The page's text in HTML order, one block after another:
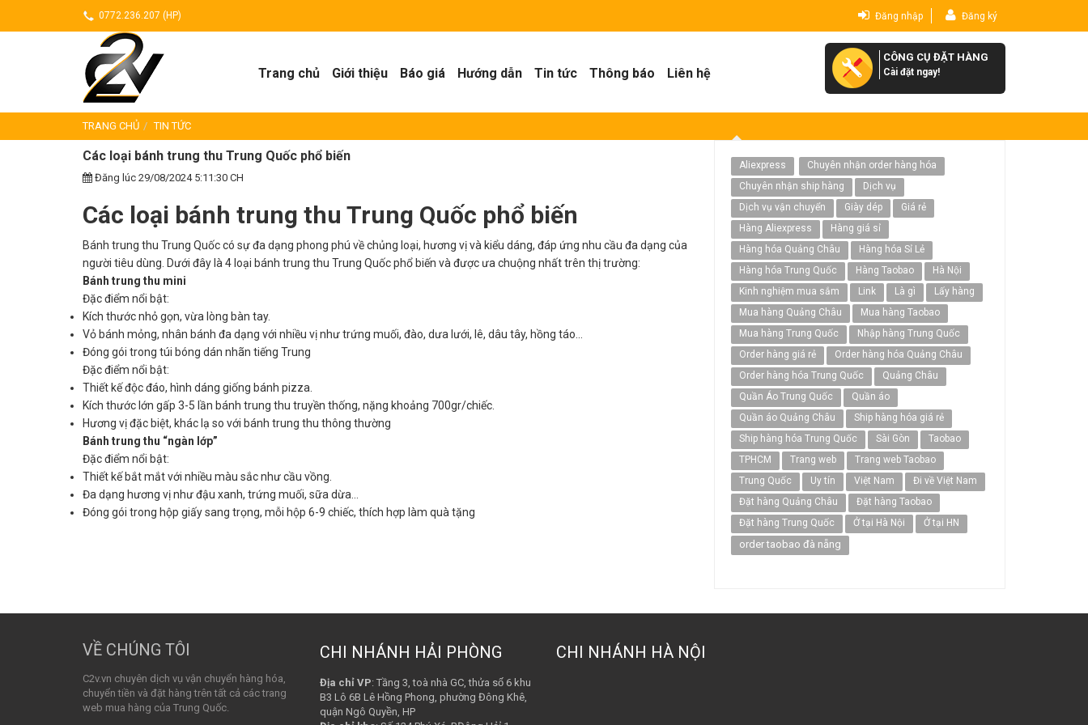
0772.236.207 (HP) Đăng nhập Đăng ký
Trang chủ Giới thiệu Báo giá Hướng dẫn Tin tức Thông báo Liên hệ
CÔNG CỤ ĐẶT HÀNG
Cài đặt ngay!
TRANG CHỦ TIN TỨC
Các loại bánh trung thu Trung Quốc phổ biến
Đăng lúc 29/08/2024 5:11:30 CH
Các loại bánh trung thu Trung Quốc phổ biến
Bánh trung thu Trung Quốc có sự đa dạng phong phú về chủng loại, hương vị và kiểu dáng, đáp ứng nhu cầu đa dạng của
người tiêu dùng. Dưới đây là 4 loại bánh trung thu Trung Quốc phổ biến và được ưa chuộng nhất trên thị trường:
Bánh trung thu mini
Đặc điểm nổi bật:
Kích thước nhỏ gọn, vừa lòng bàn tay.
Vỏ bánh mỏng, nhân bánh đa dạng với nhiều vị như trứng muối, đào, dưa lưới, lê, dâu tây, hồng táo…
Đóng gói trong túi bóng dán nhãn tiếng Trung
Đặc điểm nổi bật:
Thiết kế độc đáo, hình dáng giống bánh pizza.
Kích thước lớn gấp 3-5 lần bánh trung thu truyền thống, nặng khoảng 700gr/chiếc.
Hương vị đặc biệt, khác lạ so với bánh trung thu thông thường
Bánh trung thu “ngàn lớp”
Đặc điểm nổi bật:
Thiết kế bắt mắt với nhiều màu sắc như cầu vồng.
Đa dạng hương vị như đậu xanh, trứng muối, sữa dừa…
Đóng gói trong hộp giấy sang trọng, mỗi hộp 6-9 chiếc, thích hợp làm quà tặng
Aliexpress
Chuyên nhận order hàng hóa
Chuyên nhận ship hàng
Dịch vụ
Dịch vụ vận chuyển
Giày dép
Giá rẻ
Hàng Aliexpress
Hàng giá sỉ
Hàng hóa Quảng Châu
Hàng hóa Sỉ Lẻ
Hàng hóa Trung Quốc
Hàng Taobao
Hà Nội
Kinh nghiệm mua sắm
Link Là gì
Lấy hàng
Mua hàng Quảng Châu
Mua hàng Taobao
Mua hàng Trung Quốc
Nhập hàng Trung Quốc
Order hàng giá rẻ
Order hàng hóa Quảng Châu
Order hàng hóa Trung Quốc
Quảng Châu
Quần Áo Trung Quốc
Quần áo
Quần áo Quảng Châu
Ship hàng hóa giá rẻ
Ship hàng hóa Trung Quốc
Sài Gòn
Taobao
TPHCM
Trang web
Trang web Taobao
Trung Quốc
Uy tín Việt Nam
Đi về Việt Nam
Đặt hàng Quảng Châu
Đặt hàng Taobao
Đặt hàng Trung Quốc
Ở tại Hà Nội Ở tại HN
order taobao đà nẵng
VỀ CHÚNG TÔI
C2v.vn chuyên dịch vụ vận chuyển hàng hóa,
chuyển tiền và đặt hàng trên tất cả các trang
web mua hàng của Trung Quốc.
CHI NHÁNH HẢI PHÒNG
Địa chỉ VP: Tầng 3, toà nhà GC, thửa số 6 khu
B3 Lô 6B Lê Hồng Phong, phường Đông Khê,
quận Ngô Quyền, HP
CHI NHÁNH HÀ NỘI